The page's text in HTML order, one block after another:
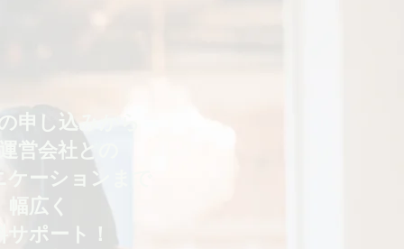
申し込みから
営会社との
ーションまで
​幅広く
サポート！